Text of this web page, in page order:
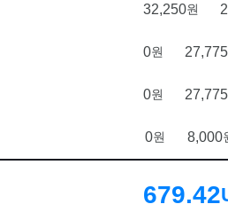
32,250원
0원 27,775
0원 27,775
0원 8,000
679.42